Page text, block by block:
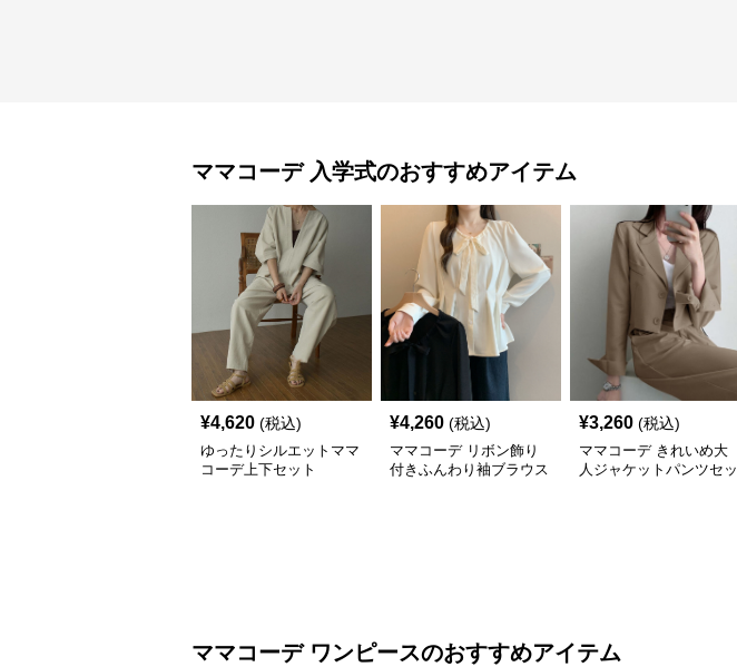
ママコーデ 入学式のおすすめアイテム
¥4,620 (税込)
ゆったりシルエットママ
コーデ上下セット
¥4,260 (税込)
ママコーデ リボン飾り
付きふんわり袖ブラウス
¥3,260 (税込)
ママコーデ きれいめ大
人ジャケットパンツセッ
ママコーデ ワンピースのおすすめアイテム